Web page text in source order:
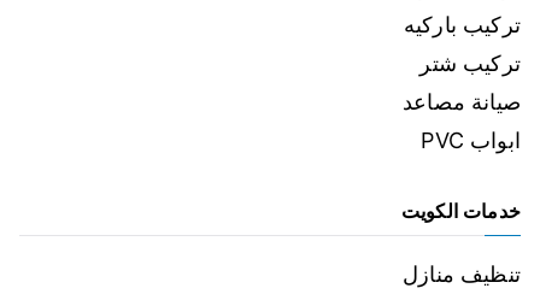
تركيب باركيه
تركيب شتر
صيانة مصاعد
ابواب PVC
خدمات الكويت
تنظيف منازل